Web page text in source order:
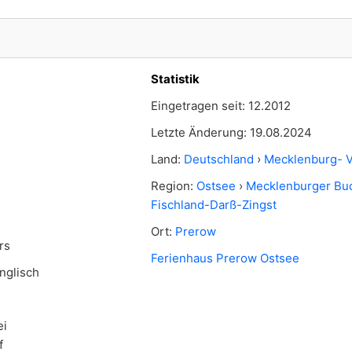
Statistik
Eingetragen seit: 12.2012
Letzte Änderung: 19.08.2024
Land: Deutschland › Mecklenburg-
Region: Ostsee › Mecklenburger
Fischland-Darß-Zingst
Ort: Prerow
Ferienhaus Prerow Ostsee